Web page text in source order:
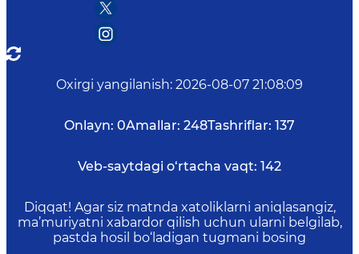
Oxirgi yangilanish: 2026-08-07 21:08:09
Onlayn: 0Amallar: 248Tashriflar: 137
Veb-saytdagi o‘rtacha vaqt: 142
Diqqat! Agar siz matnda xatoliklarni aniqlasangiz,
ma’muriyatni xabardor qilish uchun ularni belgilab,
pastda hosil bo‘ladigan tugmani bosing